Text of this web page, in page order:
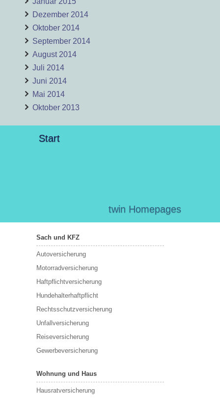
Dezember 2014
Oktober 2014
September 2014
August 2014
Juli 2014
Juni 2014
Mai 2014
Oktober 2013
Start
twin Homepages
Sach und KFZ
Autoversicherung
Motorradversicherung
Haftpflichtversicherung
Hundehalterhaftpflicht
Rechtsschutzversicherung
Unfallversicherung
Reiseversicherung
Gewerbeversicherung
Wohnung und Haus
Hausratversicherung